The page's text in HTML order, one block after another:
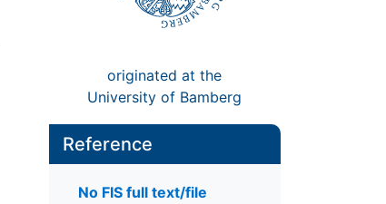
originated at the
University of Bamberg
Reference
No FIS full text/file